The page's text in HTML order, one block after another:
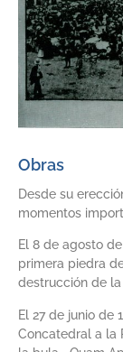
Obras
Desde su
momentos
El 8 de agosto
primera piedra
destrucción de
El 27 de junio de
Concatedral a la